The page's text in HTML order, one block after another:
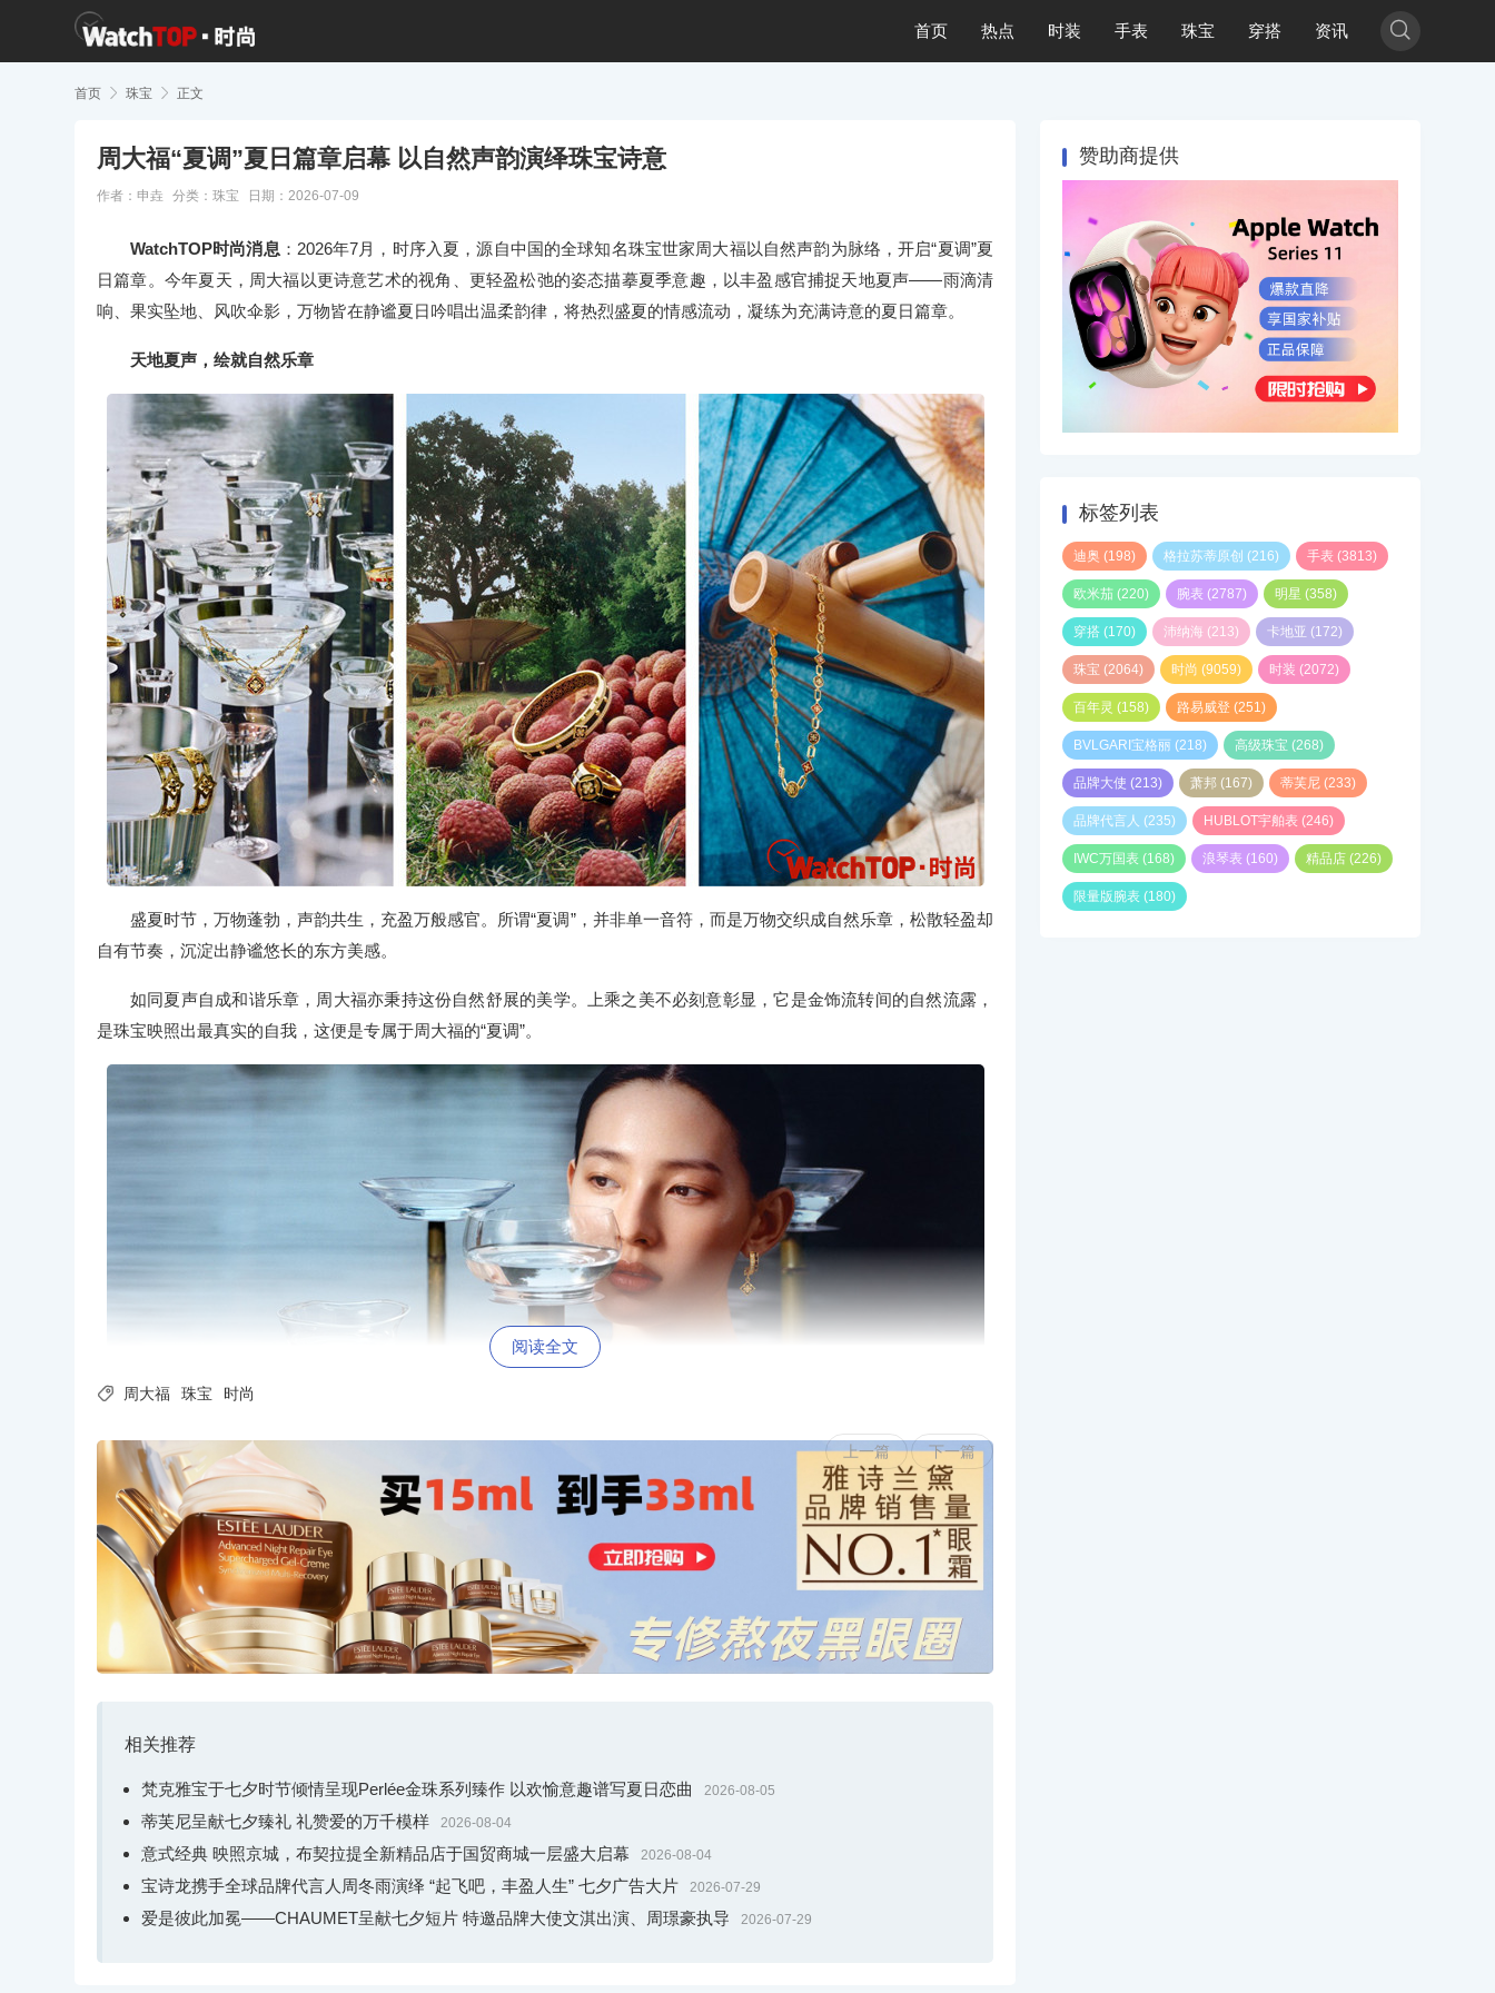
首页 热点 时装 手表 珠宝 穿搭 资讯 
首页  珠宝  正文
周大福“夏调”夏日篇章启幕 以自然声韵演绎珠宝诗意
作者：申垚 分类： 珠宝 日期：2026-07-09
WatchTOP时尚消息 ：2026年7月，时序入夏，源自中国的全球知名珠宝世家周大福以自然声韵为脉络，开启“夏调”夏
日篇章。今年夏天，周大福以更诗意艺术的视角、更轻盈松弛的姿态描摹夏季意趣，以丰盈感官捕捉天地夏声——雨滴清
响、果实坠地、风吹伞影，万物皆在静谧夏日吟唱出温柔韵律，将热烈盛夏的情感流动，凝练为充满诗意的夏日篇章。
天地夏声，绘就自然乐章
盛夏时节，万物蓬勃，声韵共生，充盈万般感官。所谓“夏调”，并非单一音符，而是万物交织成自然乐章，松散轻盈却
自有节奏，沉淀出静谧悠长的东方美感。
如同夏声自成和谐乐章，周大福亦秉持这份自然舒展的美学。上乘之美不必刻意彰显，它是金饰流转间的自然流露，
是珠宝映照出最真实的自我，这便是专属于周大福的“夏调”。
这个夏天，周大福以“夏调”重构夏日意趣，聆听散落在天地间的自然絮语，借三段影像大片与璀璨珠宝，将夏日的一音
一景，一韵一形，化作可视可感的具象意境。
夏意初盈，暑气尚浅。初夏夜雨潇潇洒落，竹器静立庭前承接绵长雨丝。雨珠接连落入器皿，在水面泛起层层涟漪，
清脆嘀嗒之音悠然荡漾，奏响夏调温柔澄澈的开篇前奏。
阅读全文
 周大福 珠宝 时尚
上一篇 下一篇
相关推荐
梵克雅宝于七夕时节倾情呈现Perlée金珠系列臻作 以欢愉意趣谱写夏日恋曲 2026-08-05
蒂芙尼呈献七夕臻礼 礼赞爱的万千模样 2026-08-04
意式经典 映照京城，布契拉提全新精品店于国贸商城一层盛大启幕 2026-08-04
宝诗龙携手全球品牌代言人周冬雨演绎 “起飞吧，丰盈人生” 七夕广告大片 2026-07-29
爱是彼此加冕——CHAUMET呈献七夕短片 特邀品牌大使文淇出演、周璟豪执导 2026-07-29
赞助商提供
标签列表
迪奥 (198) 格拉苏蒂原创 (216) 手表 (3813)
欧米茄 (220) 腕表 (2787) 明星 (358)
穿搭 (170) 沛纳海 (213) 卡地亚 (172)
珠宝 (2064) 时尚 (9059) 时装 (2072)
百年灵 (158) 路易威登 (251)
BVLGARI宝格丽 (218) 高级珠宝 (268)
品牌大使 (213) 萧邦 (167) 蒂芙尼 (233)
品牌代言人 (235) HUBLOT宇舶表 (246)
IWC万国表 (168) 浪琴表 (160) 精品店 (226)
限量版腕表 (180)